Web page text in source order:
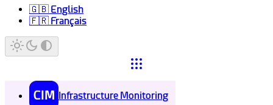
🇬🇧 English
🇫🇷 Français
CIM Infrastructure Monitoring